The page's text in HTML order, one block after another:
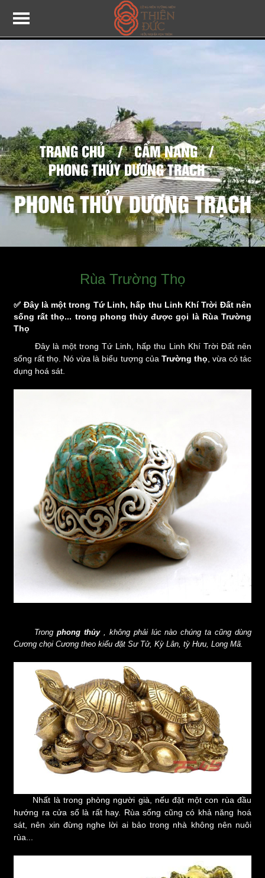
TRANG CHỦ / CẨM NANG /
PHONG THỦY DƯƠNG TRẠCH
PHONG THỦY DƯƠNG TRẠCH
Rùa Trường Thọ
✅ Đây là một trong Tứ Linh, hấp thu Linh Khí Trời Đất nên
sống rất thọ... trong phong thủy được gọi là Rùa Trường
Thọ
Đây là một trong Tứ Linh, hấp thu Linh Khí Trời Đất nên
sống rất thọ. Nó vừa là biểu tượng của Trường thọ , vừa có tác
dụng hoá sát.
Trongphong thủy , không phải lúc nào chúng ta cũng dùng
Cương chọi Cương theo kiểu đặt Sư Tử, Kỳ Lân, tỳ Hưu, Long Mã.
Nhất là trong phòng người già, nếu đặt một con rùa đầu
hướng ra cửa sổ là rất hay. Rùa sống cũng có khả năng hoá
sát, nên xin đừng nghe lời ai bảo trong nhà không nên nuôi
rùa...